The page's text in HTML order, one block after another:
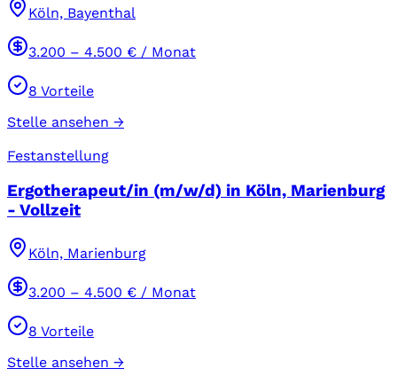
Köln, Bayenthal
3.200 – 4.500 € / Monat
8 Vorteile
Stelle ansehen →
Festanstellung
Ergotherapeut/in (m/w/d) in Köln, Marienburg
- Vollzeit
Köln, Marienburg
3.200 – 4.500 € / Monat
8 Vorteile
Stelle ansehen →